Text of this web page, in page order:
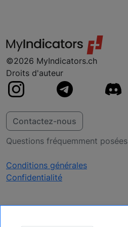
©2026 MyIndicators.ch
Droits d'auteur
Contactez-nous
Questions fréquemment posées
Conditions générales
Confidentialité